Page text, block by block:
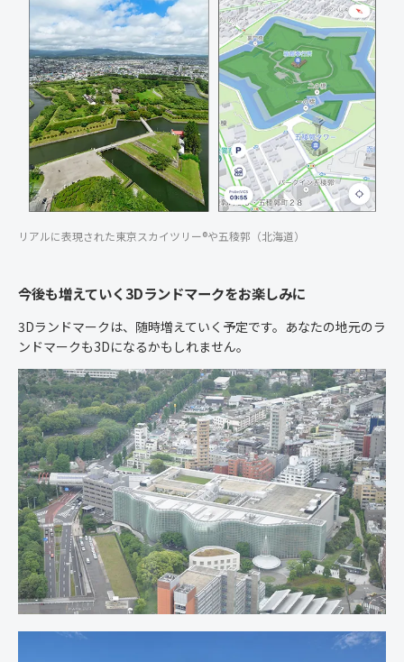
リアルに表現された東京スカイツリー®や五稜郭（北海道）
今後も増えていく3Dランドマークをお楽しみに
3Dランドマークは、随時増えていく予定です。あなたの地元のラ
ンドマークも3Dになるかもしれません。